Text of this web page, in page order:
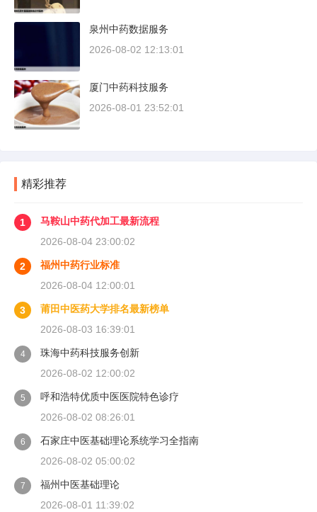
泉州中药数据服务
2026-08-02 12:13:01
厦门中药科技服务
2026-08-01 23:52:01
精彩推荐
1
马鞍山中药代加工最新流程
2026-08-04 23:00:02
2
福州中药行业标准
2026-08-04 12:00:01
3
莆田中医药大学排名最新榜单
2026-08-03 16:39:01
4
珠海中药科技服务创新
2026-08-02 12:00:02
5
呼和浩特优质中医医院特色诊疗
2026-08-02 08:26:01
6
石家庄中医基础理论系统学习全指南
2026-08-02 05:00:02
7
福州中医基础理论
2026-08-01 11:39:02